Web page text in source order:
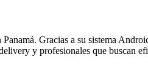
Panamá. Gracias a su sistema
y profesionales que buscan